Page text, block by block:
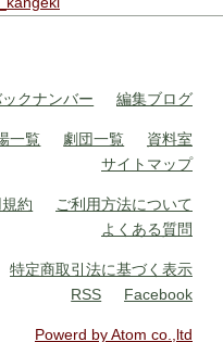
クナンバー 編集ブログ
一覧 劇団一覧
資料室
サイトマップ
約
ご利用方法について
よくある質問
特定商取引法に基づく表示
RSS
Facebook
Powerd by Atom co.,ltd